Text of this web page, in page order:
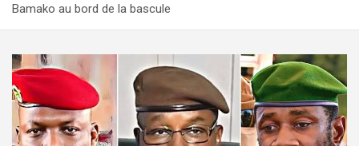
Bamako au bord de la bascule